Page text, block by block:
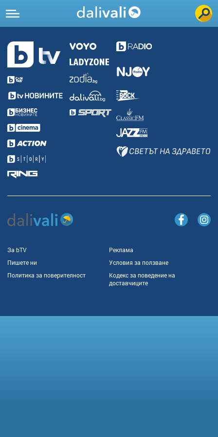
За bTV
Реклама
Пишете ни
Условия за ползване
Политика за поверителност
Кодекс за поведение на
доставчиците